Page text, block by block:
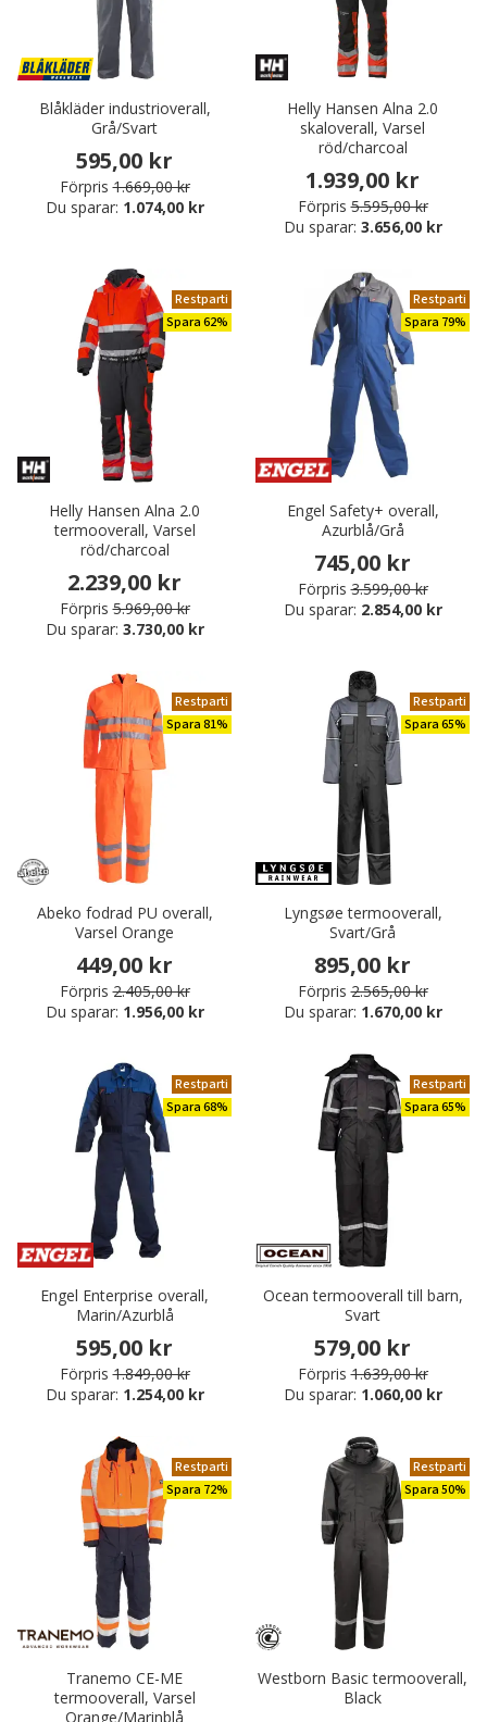
Blåkläder industrioverall,
Grå/Svart
595,00 kr
Förpris 1.669,00 kr
Du sparar: 1.074,00 kr
Helly Hansen Alna 2.0
skaloverall, Varsel
röd/charcoal
1.939,00 kr
Förpris 5.595,00 kr
Du sparar: 3.656,00 kr
Restparti
Spara 62%
Helly Hansen Alna 2.0
termooverall, Varsel
röd/charcoal
2.239,00 kr
Förpris 5.969,00 kr
Du sparar: 3.730,00 kr
Restparti
Spara 79%
Engel Safety+ overall,
Azurblå/Grå
745,00 kr
Förpris 3.599,00 kr
Du sparar: 2.854,00 kr
Restparti
Spara 81%
Abeko fodrad PU overall,
Varsel Orange
449,00 kr
Förpris 2.405,00 kr
Du sparar: 1.956,00 kr
Restparti
Spara 65%
Lyngsøe termooverall,
Svart/Grå
895,00 kr
Förpris 2.565,00 kr
Du sparar: 1.670,00 kr
Restparti
Spara 68%
Engel Enterprise overall,
Marin/Azurblå
595,00 kr
Förpris 1.849,00 kr
Du sparar: 1.254,00 kr
Restparti
Spara 65%
Ocean termooverall till barn,
Svart
579,00 kr
Förpris 1.639,00 kr
Du sparar: 1.060,00 kr
Restparti
Spara 72%
Tranemo CE-ME
termooverall, Varsel
Orange/Marinblå
Restparti
Spara 50%
Westborn Basic termooverall,
Black